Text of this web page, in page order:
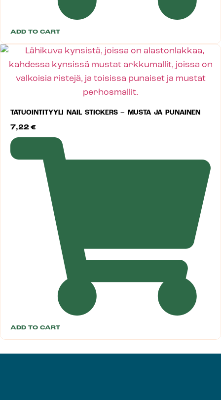
ADD TO CART
TATUOINTITYYLI NAIL STICKERS – MUSTA JA PUNAINEN
7,22 €
ADD TO CART